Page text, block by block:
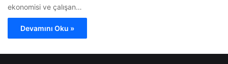
ekonomisi ve çalışan…
Devamını Oku »